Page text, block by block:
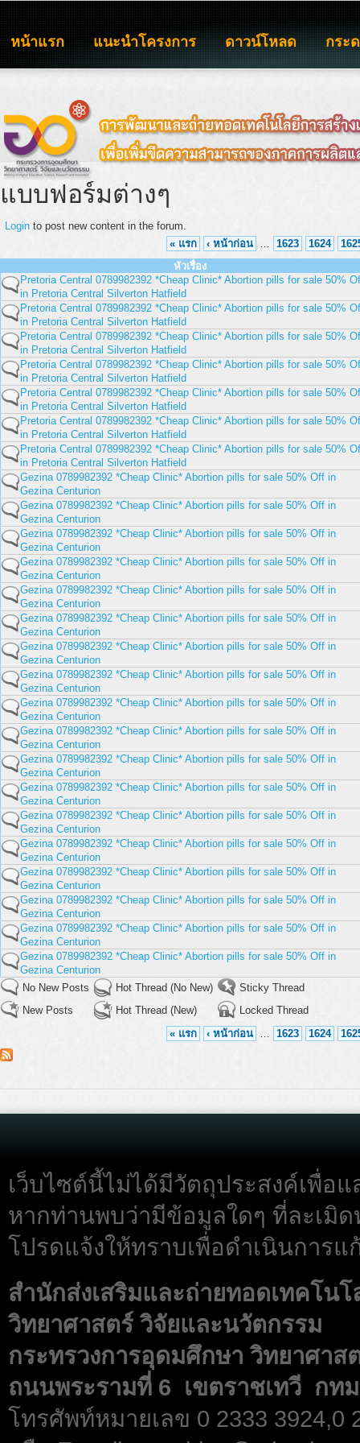
หน้าแรก แนะนำโครงการ ดาวน์โหลด กระ
แบบฟอร์มต่างๆ
Login to post new content in the forum.
« แรก
‹ หน้าก่อน … 1623 1624
หัวเรื่อง
Pretoria Central 0789982392 *Cheap Clinic* Abortion pills for sale 50%
in Pretoria Central Silverton Hatfield
Pretoria Central 0789982392 *Cheap Clinic* Abortion pills for sale 50%
in Pretoria Central Silverton Hatfield
Pretoria Central 0789982392 *Cheap Clinic* Abortion pills for sale 50%
in Pretoria Central Silverton Hatfield
Pretoria Central 0789982392 *Cheap Clinic* Abortion pills for sale 50%
in Pretoria Central Silverton Hatfield
Pretoria Central 0789982392 *Cheap Clinic* Abortion pills for sale 50%
in Pretoria Central Silverton Hatfield
Pretoria Central 0789982392 *Cheap Clinic* Abortion pills for sale 50%
in Pretoria Central Silverton Hatfield
Pretoria Central 0789982392 *Cheap Clinic* Abortion pills for sale 50%
in Pretoria Central Silverton Hatfield
Gezina 0789982392 *Cheap Clinic* Abortion pills for sale 50% Off in
Gezina Centurion
Gezina 0789982392 *Cheap Clinic* Abortion pills for sale 50% Off in
Gezina Centurion
Gezina 0789982392 *Cheap Clinic* Abortion pills for sale 50% Off in
Gezina Centurion
Gezina 0789982392 *Cheap Clinic* Abortion pills for sale 50% Off in
Gezina Centurion
Gezina 0789982392 *Cheap Clinic* Abortion pills for sale 50% Off in
Gezina Centurion
Gezina 0789982392 *Cheap Clinic* Abortion pills for sale 50% Off in
Gezina Centurion
Gezina 0789982392 *Cheap Clinic* Abortion pills for sale 50% Off in
Gezina Centurion
Gezina 0789982392 *Cheap Clinic* Abortion pills for sale 50% Off in
Gezina Centurion
Gezina 0789982392 *Cheap Clinic* Abortion pills for sale 50% Off in
Gezina Centurion
Gezina 0789982392 *Cheap Clinic* Abortion pills for sale 50% Off in
Gezina Centurion
Gezina 0789982392 *Cheap Clinic* Abortion pills for sale 50% Off in
Gezina Centurion
Gezina 0789982392 *Cheap Clinic* Abortion pills for sale 50% Off in
Gezina Centurion
Gezina 0789982392 *Cheap Clinic* Abortion pills for sale 50% Off in
Gezina Centurion
Gezina 0789982392 *Cheap Clinic* Abortion pills for sale 50% Off in
Gezina Centurion
Gezina 0789982392 *Cheap Clinic* Abortion pills for sale 50% Off in
Gezina Centurion
Gezina 0789982392 *Cheap Clinic* Abortion pills for sale 50% Off in
Gezina Centurion
Gezina 0789982392 *Cheap Clinic* Abortion pills for sale 50% Off in
Gezina Centurion
Gezina 0789982392 *Cheap Clinic* Abortion pills for sale 50% Off in
Gezina Centurion
No New Posts
New Posts
Hot Thread (No New)
Hot Thread (New)
Sticky Thread
Locked Thread
« แรก
‹ หน้าก่อน 1623 1624
เว็บไซต์นี้ไม่ได้มีวัตถุประสงค์เพื่อแ
หากท่านพบว่ามีข้อมูลใดๆ ที่ละเมิ
โปรดแจ้งให้ทราบเพื่อดำเนินการ
สำนักส่งเสริมและถ่ายทอดเทคโน
วิทยาศาสตร์ วิจัยและนวัตกรรม
กระทรวงการอุดมศึกษา วิทยาศาส
ถนนพระรามที่ 6 เขตราชเทวี กทม
โทรศัพท์หมายเลข 0 2333 3924,0